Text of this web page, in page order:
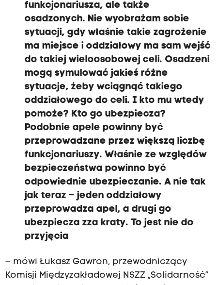
funkcjonariusza, ale także
osadzonych. Nie wyobrażam sobie
sytuacji, gdy właśnie takie zagrożenie
ma miejsce i oddziałowy ma sam wejść
do takiej wieloosobowej celi. Osadzeni
mogą symulować jakieś różne
sytuacje, żeby wciągnąć takiego
oddziałowego do celi. I kto mu wtedy
pomoże? Kto go ubezpiecza?
Podobnie apele powinny być
przeprowadzane przez większą liczbę
funkcjonariuszy. Właśnie ze względów
bezpieczeństwa powinno być
odpowiednie ubezpieczanie. A nie tak
jak teraz – jeden oddziałowy
przeprowadza apel, a drugi go
ubezpiecza zza kraty. To jest nie do
przyjęcia
– mówi Łukasz Gawron, przewodniczący
Komisji Międzyzakładowej NSZZ „Solidarność”